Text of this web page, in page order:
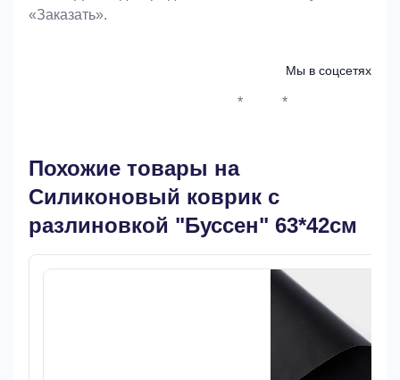
«Заказать».
Мы в соцсетях
* *
Похожие товары на
Силиконовый коврик с
разлиновкой "Буссен" 63*42см